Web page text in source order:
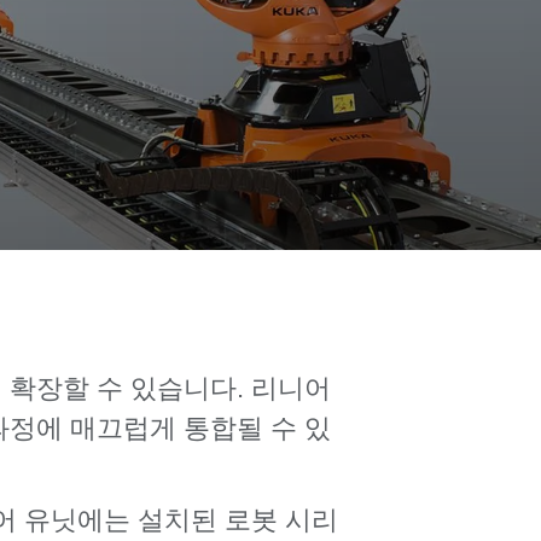
장할 수 있습니다. 리니어
에 매끄럽게 통합될 수 있
유닛에는 설치된 로봇 시리